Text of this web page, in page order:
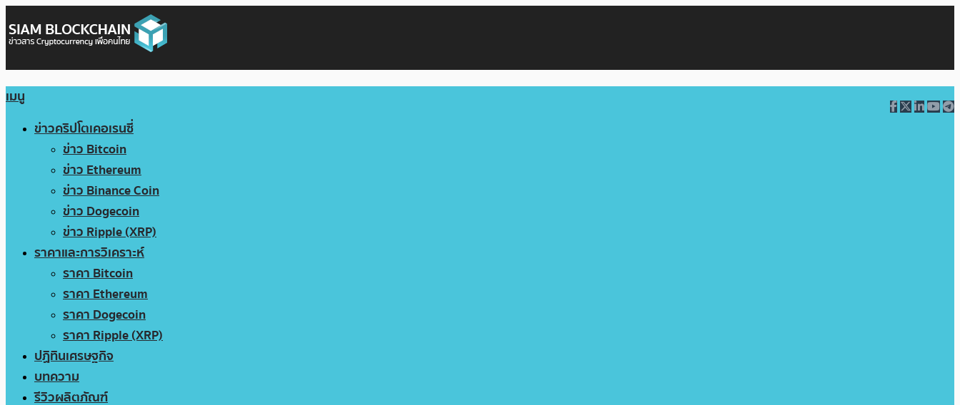
เมนู
ข่าวคริปโตเคอเรนซี่
ข่าว Bitcoin
ข่าว Ethereum
ข่าว Binance Coin
ข่าว Dogecoin
ข่าว Ripple (XRP)
ราคาและการวิเคราะห์
ราคา Bitcoin
ราคา Ethereum
ราคา Dogecoin
ราคา Ripple (XRP)
ปฏิทินเศรษฐกิจ
บทความ
รีวิวผลิตภัณฑ์